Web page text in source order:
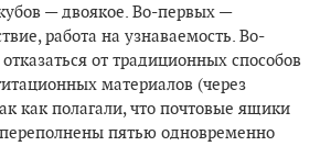
— двоякое. Во-первых —
работа на узнаваемость. Во-
от традиционных способов
материалов (через
как полагали, что почтовые ящики
пятью одновременно